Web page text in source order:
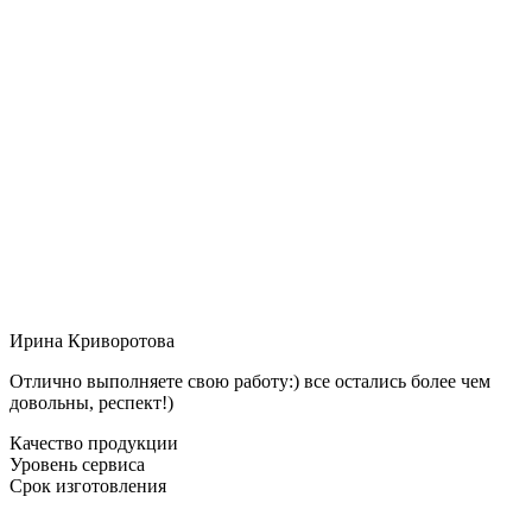
Ирина Криворотова
Отлично выполняете свою работу:) все остались более чем
довольны, респект!)
Качество продукции
Уровень сервиса
Срок изготовления